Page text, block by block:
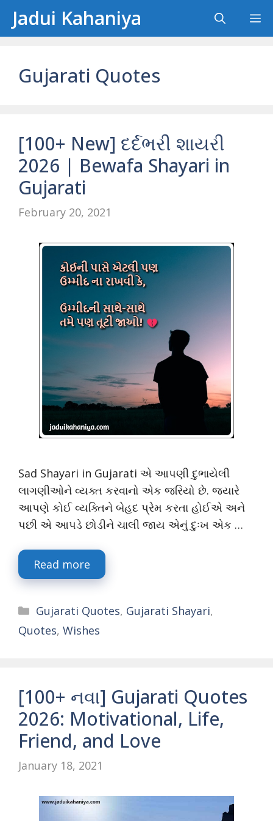
SkipJadui Kahaniya
Gujarati Quotes
[100+ New] દર્દભરી શાયરી
2026 | Bewafa Shayari in
Gujarati
February 20, 2021
Sad Shayari in Gujarati એ આપણી દુભાયેલી
લાગણીઓને વ્યક્ત કરવાનો એક જરિયો છે. જયારે
આપણે કોઈ વ્યક્તિને બેહદ પ્રેમ કરતા હોઈએ અને
પછી એ આપડે છોડીને ચાલી જાય એનું દુઃખ એક …
Read more
Categories
Gujarati Quotes, Gujarati Shayari,
Quotes, Wishes
[100+ નવા] Gujarati Quotes
2026: Motivational, Life,
Friend, and Love
January 18, 2021